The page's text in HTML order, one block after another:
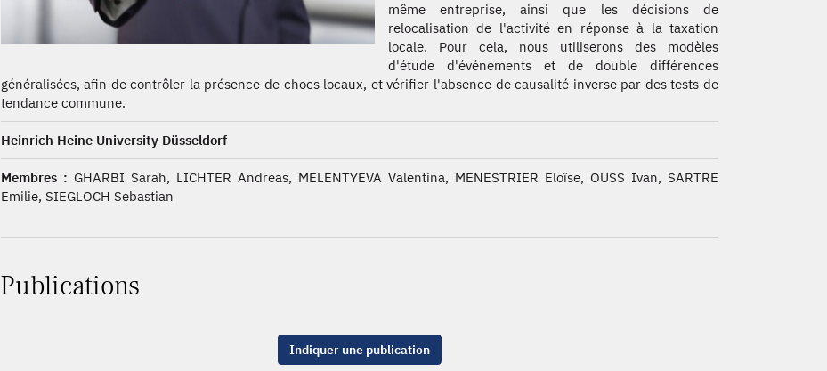
même entreprise, ainsi que les décisions de
relocalisation de l'activité en réponse à la taxation
locale. Pour cela, nous utiliserons des modèles
d'étude d'événements et de double différences
généralisées, afin de contrôler la présence de chocs locaux, et vérifier l'absence de causalité inverse par des tests de
tendance commune.
Heinrich Heine University Düsseldorf
Membres : GHARBI Sarah, LICHTER Andreas, MELENTYEVA Valentina, MENESTRIER Eloïse, OUSS Ivan, SARTRE
Emilie, SIEGLOCH Sebastian
Publications
Indiquer une publication